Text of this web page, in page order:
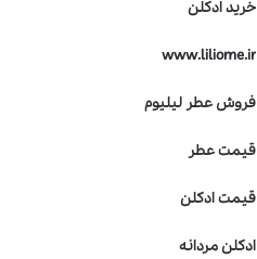
خرید ادکلن
www.liliome.ir
فروش عطر لیلیوم
قیمت عطر
قیمت ادکلن
ادکلن مردانه